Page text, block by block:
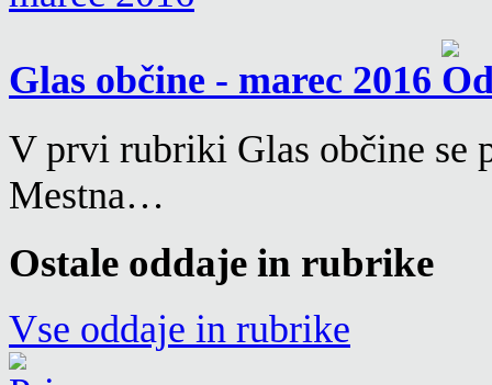
Glas občine - marec 2016
V prvi rubriki Glas občine se
Mestna…
Ostale oddaje in rubrike
Vse oddaje in rubrike